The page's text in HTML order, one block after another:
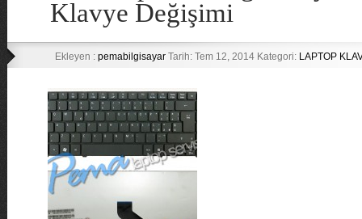
Klavye Değişimi
Ekleyen : pemabilgisayarTarih: Tem 12, 2014 Kategori: LAPTOP